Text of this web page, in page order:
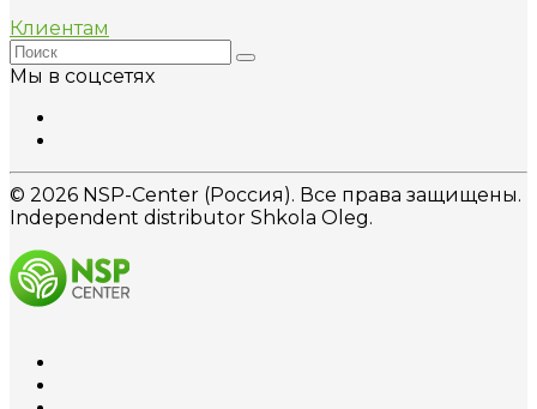
Клиентам
Мы в соцсетях
© 2026 NSP-Center (Россия). Все права защищены.
Independent distributor Shkola Oleg.